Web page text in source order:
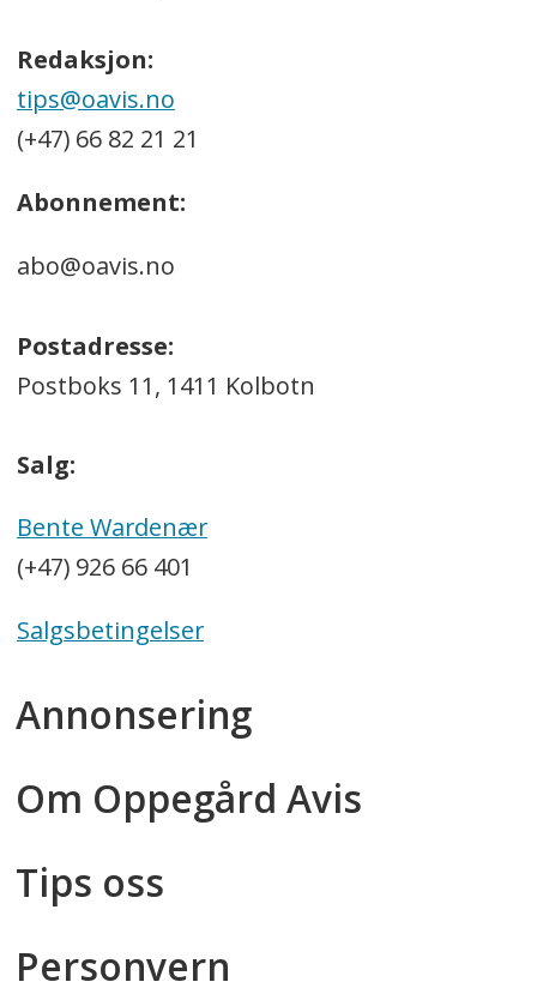
Redaksjon:
tips@oavis.no
(+47) 66 82 21 21
Abonnement:
abo@oavis.no
Postadresse:
Postboks 11, 1411 Kolbotn
Salg:
Bente Wardenær
(+47) 926 66 401
Salgsbetingelser
Annonsering
Om Oppegård Avis
Tips oss
Personvern